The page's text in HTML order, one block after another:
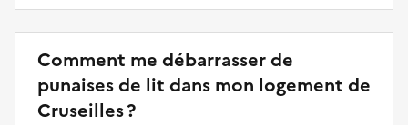
Comment me débarrasser de
punaises de lit dans mon logement de
Cruseilles ?